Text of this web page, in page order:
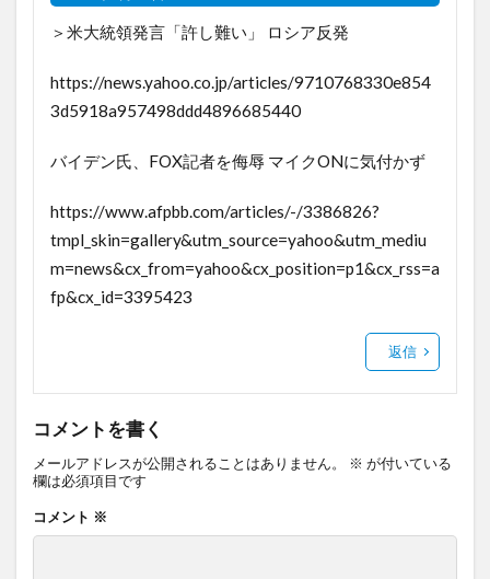
＞米大統領発言「許し難い」 ロシア反発
https://news.yahoo.co.jp/articles/9710768330e854
3d5918a957498ddd4896685440
バイデン氏、FOX記者を侮辱 マイクONに気付かず
https://www.afpbb.com/articles/-/3386826?
tmpl_skin=gallery&utm_source=yahoo&utm_mediu
m=news&cx_from=yahoo&cx_position=p1&cx_rss=a
fp&cx_id=3395423
返信
コメントを書く
メールアドレスが公開されることはありません。 ※ が付いている
欄は必須項目です
コメント ※